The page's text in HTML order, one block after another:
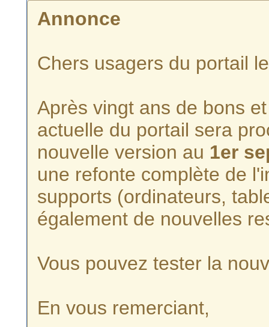
Annonce
Chers usagers du portail
Après vingt ans de bons
actuelle du portail sera
nouvelle version au 1er
une refonte complète de
supports (ordinateurs,
également de nouvelles
Vous pouvez tester la
En vous remerciant,